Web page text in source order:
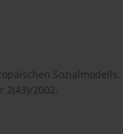
2(43)/2002.